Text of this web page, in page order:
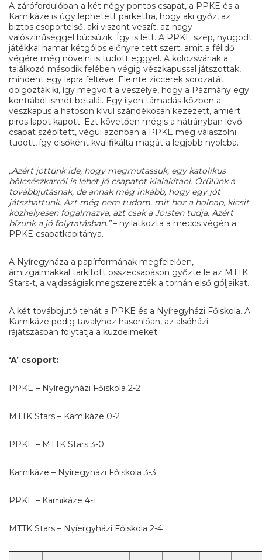
A zárófordulóban a két négy pontos csapat, a PPKE és a
Kamikáze is úgy léphetett parkettra, hogy aki győz, az
biztos csoportelső, aki viszont veszít, az nagy
valószínűséggel búcsúzik. Így is lett. A PPKE szép, nyugodt
játékkal hamar kétgólos előnyre tett szert, amit a félidő
végére még növelni is tudott eggyel. A kolozsváriak a
találkozó második felében végig vészkapussal játszottak,
mindent egy lapra feltéve. Eleinte ziccerek sorozatát
dolgozták ki, így megvolt a veszélye, hogy a Pázmány egy
kontrából ismét betalál. Egy ilyen támadás közben a
vészkapus a hatoson kívül szándékosan kezezett, amiért
piros lapot kapott. Ezt követően mégis a hátrányban lévő
csapat szépített, végül azonban a PPKE még válaszolni
tudott, így elsőként kvalifikálta magát a legjobb nyolcba.
„Azért jöttünk ide, hogy megmutassuk, egy katolikus
bölcsészkarról is lehet jó csapatot kialakítani. Örülünk a
továbbjutásnak, de annak még inkább, hogy egy jót
játszhattunk. Azt még nem tudom, mit hoz a holnap, kicsit
közhelyesen fogalmazva, azt csak a Jóisten tudja. Azért
bízunk a jó folytatásban.”– nyilatkozta a meccs végén a
PPKE csapatkapitánya.
A Nyíregyháza a papírformának megfelelően,
ámizgalmakkal tarkított összecsapáson győzte le az MTTK
Stars-t, a vajdaságiak megszerezték a tornán első góljaikat.
A két továbbjutó tehát a PPKE és a Nyíregyházi Főiskola. A
Kamikáze pedig tavalyhoz hasonlóan, az alsóházi
rájátszásban folytatja a küzdelmeket.
‘A’ csoport:
PPKE – Nyíregyházi Főiskola 2-2
MTTK Stars – Kamikáze 0-2
PPKE – MTTK Stars 3-0
Kamikáze – Nyíregyházi Főiskola 3-3
PPKE – Kamikáze 4-1
MTTK Stars – Nyíergyházi Főiskola 2-4